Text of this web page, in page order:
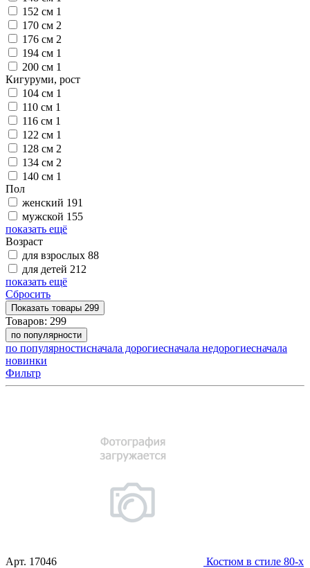
152 см 1
170 см 2
176 см 2
194 см 1
200 см 1
Кигуруми, рост
104 см 1
110 см 1
116 см 1
122 см 1
128 см 2
134 см 2
140 см 1
Пол
женский 191
мужской 155
показать ещё
Возраст
для взрослых 88
для детей 212
показать ещё
Сбросить
Показать товары 299
Товаров: 299
по популярности
по популярностисначала дорогиесначала недорогиесначала
новинки
Фильтр
Арт. 17046
Костюм в стиле 80-х